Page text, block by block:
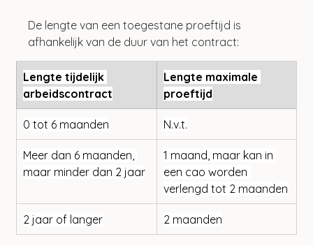
De lengte van een toegestane proeftijd is
afhankelijk van de duur van het contract:
Lengte tijdelijk
arbeidscontract
Lengte maximale
proeftijd
0 tot 6 maanden N.v.t.
Meer dan 6 maanden,
maar minder dan 2 jaar
1 maand, maar kan in
een cao worden
verlengd tot 2 maanden
2 jaar of langer 2 maanden